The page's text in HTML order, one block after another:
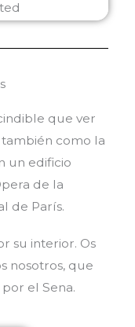
que ver
también como la
un edificio
de la
de París.
su interior. Os
nosotros, que
el Sena.